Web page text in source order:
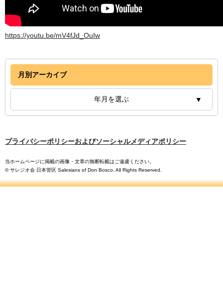
月別アーカイブ
年月を選ぶ
https://youtu.be/mV4fJd_OuIw
プライバシーポリシーおよびソーシャルメディアポリシー
当ホームページに掲載の画像・文章の無断転載はご遠慮ください。
© サレジオ会 日本管区 Salesians of Don Bosco. All Rights Reserved.